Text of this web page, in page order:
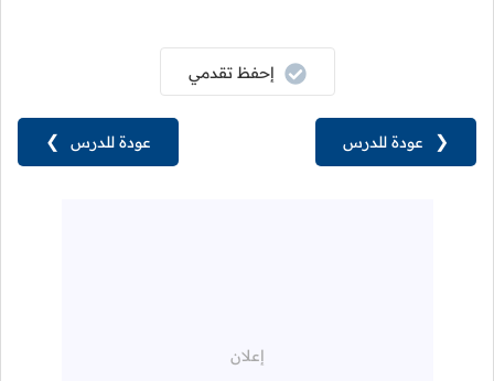
عودة للدرس ❯
إحفظ تقدمي
❮ عودة للدرس